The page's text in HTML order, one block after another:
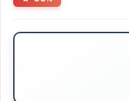
Επιλογή